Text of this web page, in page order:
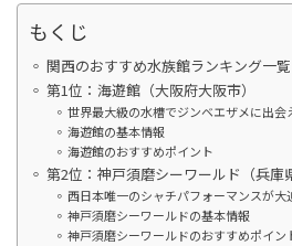
もくじ
関西のおすすめ水族館ランキング一覧
第1位：海遊館（大阪府大阪市）
世界最大級の水槽でジンベエザメに出会
海遊館の基本情報
海遊館のおすすめポイント
第2位：神戸須磨シーワールド（兵庫
西日本唯一のシャチパフォーマンスが大
神戸須磨シーワールドの基本情報
神戸須磨シーワールドのおすすめポイン